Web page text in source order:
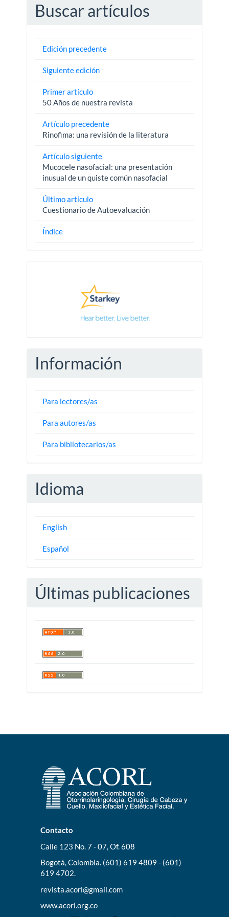
Buscar artículos
Edición precedente
Siguiente edición
Primer artículo
50 Años de nuestra revista
Artículo precedente
Rinofima: una revisión de la literatura
Artículo siguiente
Mucocele nasofacial: una presentación
inusual de un quiste común nasofacial
Último artículo
Cuestionario de Autoevaluación
Índice
Información
Para lectores/as
Para autores/as
Para bibliotecarios/as
Idioma
English
Español
Últimas publicaciones
Contacto
Calle 123 No. 7 - 07, Of. 608
Bogotá, Colombia. (601) 619 4809 - (601)
619 4702.
revista.acorl@gmail.com
www.acorl.org.co